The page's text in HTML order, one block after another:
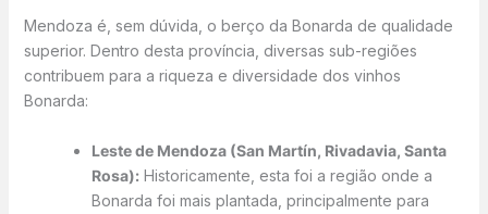
Mendoza é, sem dúvida, o berço da Bonarda de qualidade
superior. Dentro desta província, diversas sub-regiões
contribuem para a riqueza e diversidade dos vinhos
Bonarda:
Leste de Mendoza (San Martín, Rivadavia, Santa
Rosa):Historicamente, esta foi a região onde a
Bonarda foi mais plantada, principalmente para